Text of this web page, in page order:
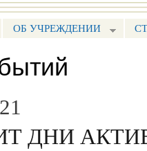
ОБ УЧРЕЖДЕНИИ
ДНИ